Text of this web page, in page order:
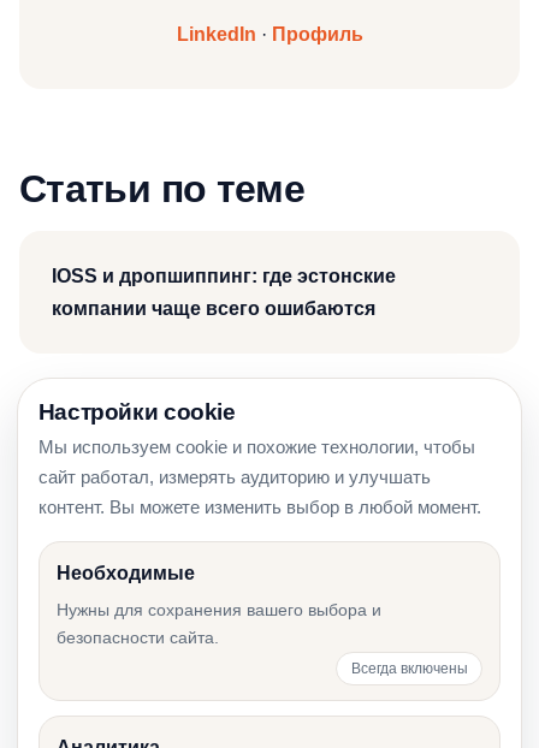
LinkedIn · Профиль
Статьи по теме
IOSS и дропшиппинг: где эстонские
компании чаще всего ошибаются
Amazon FBA и OSS: когда эстонской
компании нужны VAT-номера в других
странах ЕС
Декларация OSS в Эстонии: сроки,
исправления и частые ошибки
Настройки cookie
Мы используем cookie и похожие технологии, чтобы
сайт работал, измерять аудиторию и улучшать
контент. Вы можете изменить выбор в любой момент.
Необходимые
Нужны для сохранения вашего выбора и
безопасности сайта.
Всегда включены